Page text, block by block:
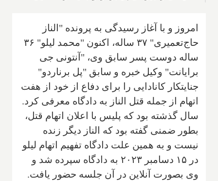
امروز و با آغاز رسیدگی به پرونده "الناز
حاج‌تعمیری" ۳۷ ساله، اکنون "محمد لیلو" ۳۶
ساله دوست پسر سابق وی، "آنتونی جی
برایانت" وکیل خبره و سابق "پل برناردو"
جنایتکار کانادایی را برای دفاع از خود از هفت
اتهام از جمله قتل الناز به دادگاه معرفی کرد.
سال گذشته بود که پلیس با اعلان اتهام قتل،
بطور ضمنی گفته بود که الناز دیگر زنده
نیست و به همین علت دادگاه تفهیم اتهام لیلو
در ۱۵ دسامبر ۲۰۲۳ به دادگاه سپرده شد و
وی بصورت آنلاین در آن جلسه حضور یافت.